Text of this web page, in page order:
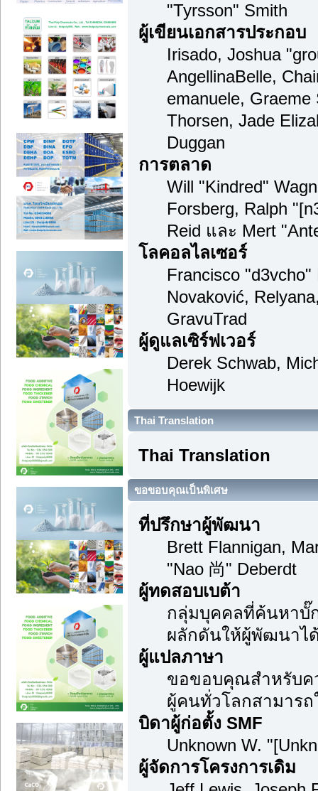
"Tyrsson" Smith
ผู้เขียนเอกสารประกอบ
Irisado, Joshua
AngellinaBelle,
emanuele,
Thorsen, Jade
Duggan
การตลาด
Will "Kindred"
Forsberg, Ralph
Reid และ Mert
โลคอลไลเซอร์
Francisco
Novaković,
GravuTrad
ผู้ดูแลเซิร์ฟเวอร์
Derek Schwab,
Hoewijk
Thai Translation
Thai Translation
ขอขอบคุณเป็นพิเศษ
ที่ปรึกษาผู้พัฒนา
Brett Flannigan,
"Nao 尚" Deberdt
ผู้ทดสอบเบต้า
กลุ่มบุคคลที่ค้นหาบั๊
ผลักดันให้ผู้พัฒนาไ
ผู้แปลภาษา
ขอขอบคุณสำหรับค
ผู้คนทั่วโลกสามารถ
บิดาผู้ก่อตั้ง SMF
Unknown W.
ผู้จัดการโครงการเดิม